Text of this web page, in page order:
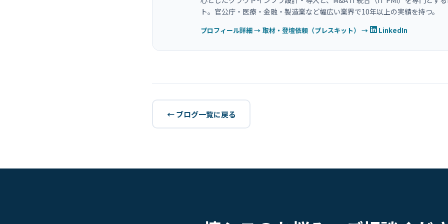
ト。官公庁・医療・金融・製造業など幅広い業界で10年以上の実績を持つ。
プロフィール詳細 → 取材・登壇依頼（プレスキット） → LinkedIn
← ブログ一覧に戻る